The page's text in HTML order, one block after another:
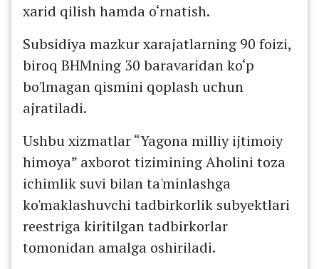
xarid qilish hamda o‘rnatish.
Subsidiya mazkur xarajatlarning 90 foizi,
biroq BHMning 30 baravaridan ko‘p
bo'lmagan qismini qoplash uchun
ajratiladi.
Ushbu xizmatlar “Yagona milliy ijtimoiy
himoya” axborot tizimining Aholini toza
ichimlik suvi bilan ta'minlashga
ko'maklashuvchi tadbirkorlik subyektlari
reestriga kiritilgan tadbirkorlar
tomonidan amalga oshiriladi.